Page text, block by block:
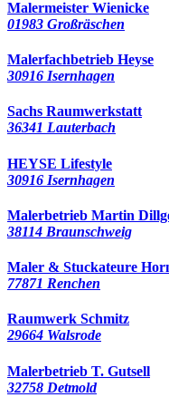
Malermeister Wienicke
01983 Großräschen
Malerfachbetrieb Heyse
30916 Isernhagen
Sachs Raumwerkstatt
36341 Lauterbach
HEYSE Lifestyle
30916 Isernhagen
Malerbetrieb Martin
38114 Braunschweig
Maler & Stuckateure
77871 Renchen
Raumwerk Schmitz
29664 Walsrode
Malerbetrieb T. Gutsell
32758 Detmold